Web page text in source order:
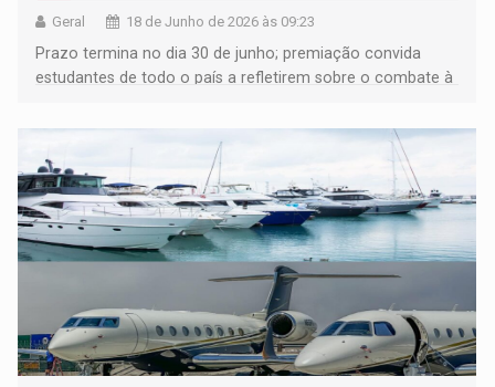
Geral 18 de Junho de 2026 às 09:23
Prazo termina no dia 30 de junho; premiação convida
estudantes de todo o país a refletirem sobre o combate à
Verdade na Era da Informação'